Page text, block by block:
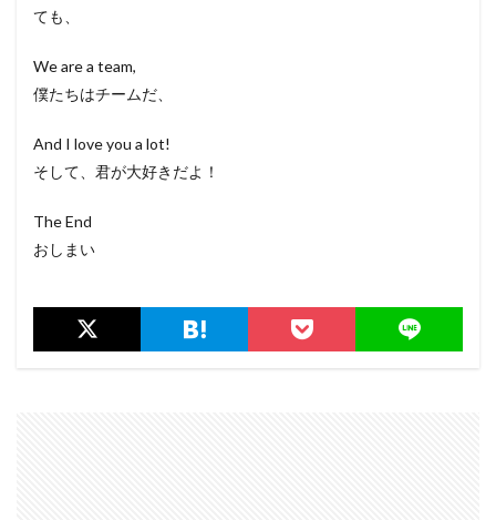
ても、
We are a team,
僕たちはチームだ、
And I love you a lot!
そして、君が大好きだよ！
The End
おしまい